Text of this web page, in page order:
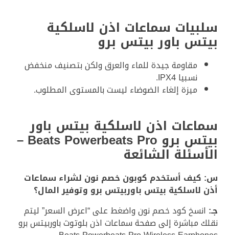
سلبيات سماعات اذن لاسلكية
بيتس باور بيتس برو
مقاومة جيدة للماء والعرق ولكن بتصنيف منخفض
نسبيا IPX4.
ميزة إلغاء الضوضاء ليست بالمستوى المطلوب.
سماعات اذن لاسلكية بيتس باور
بيتس برو Beats Powerbeats Pro –
الأسئلة الشائعة
س: كيف أستخدم كوبون خصم نون لشراء سماعات
أذن لاسلكية بيتس باوربيتس برو وتوفير المال؟
جـ: انسخ كود خصم نون واضغط على “اعرض السعر” ليتم
نقلك مباشرة إلى صفحة سماعات اذن بلوتوث باوربيتس برو